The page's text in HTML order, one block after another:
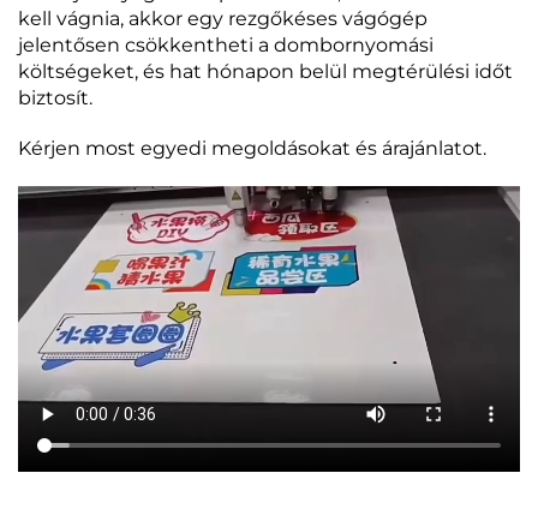
kell vágnia, akkor egy rezgőkéses vágógép
jelentősen csökkentheti a dombornyomási
költségeket, és hat hónapon belül megtérülési időt
biztosít.
Kérjen most egyedi megoldásokat és árajánlatot.